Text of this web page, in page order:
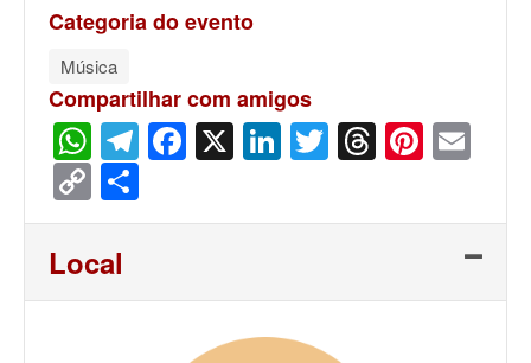
Categoria do evento
Música
Compartilhar com amigos
WhatsApp
Telegram
Facebook
X LinkedIn
Twitter
Threads
Copy
Link
Local